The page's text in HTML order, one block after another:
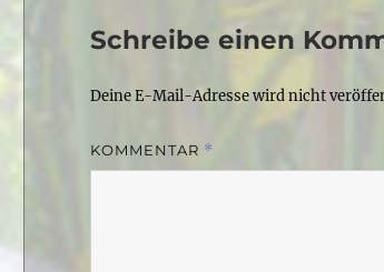
Schreibe einen
Deine E-Mail-Adresse wird nicht
KOMMENTAR *